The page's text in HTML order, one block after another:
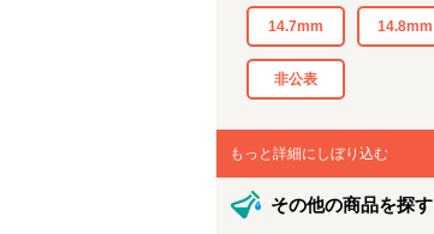
14.7mm 14.8mm
非公表
もっと詳細にしぼり込む
その他の商品を探す